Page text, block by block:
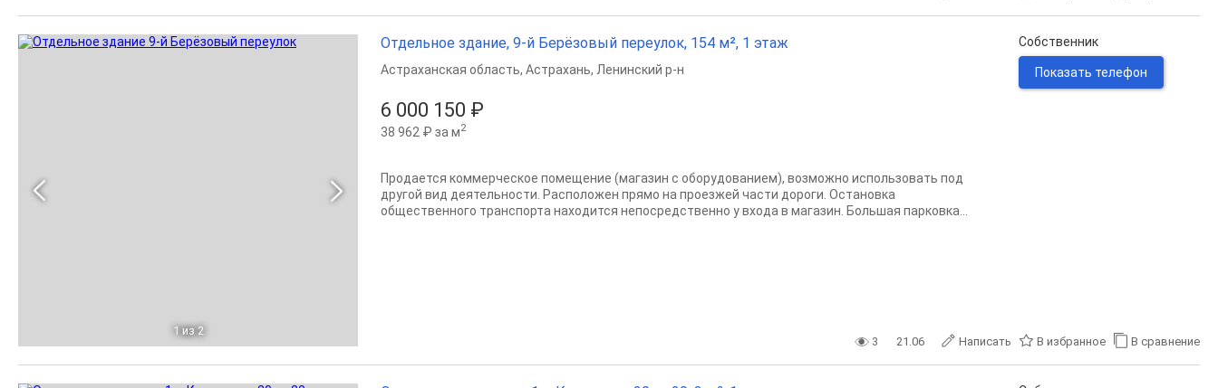
1 из 2
Отдельное здание, 9-й Берёзовый переулок, 154 м², 1 этаж
6 000 150 ₽
38 962 ₽ за м2
Астраханская область, Астрахань, Ленинский р-н
Продается коммерческое помещение (магазин с оборудованием), возможно использовать под
другой вид деятельности. Расположен прямо на проезжей части дороги. Остановка
общественного транспорта находится непосредственно у входа в магазин. Большая парковка...
Собственник
Показать телефон
3 21.06 Написать В избранное В сравнение